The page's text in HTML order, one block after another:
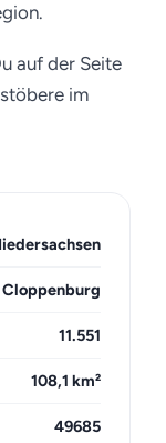
auf der Seite
im
Cloppenburg
11.551
108,1 km²
49685